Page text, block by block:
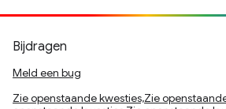
Bijdragen
Meld een bug
Zie openstaande kwesties,Zie